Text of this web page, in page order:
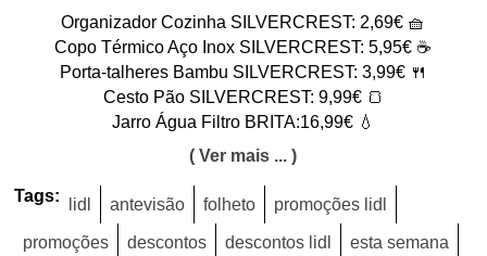
Organizador Cozinha SILVERCREST: 2,69€ 🧺
Copo Térmico Aço Inox SILVERCREST: 5,95€ ☕
Porta-talheres Bambu SILVERCREST: 3,99€ 🍴
Cesto Pão SILVERCREST: 9,99€ 🍞
Jarro Água Filtro BRITA:16,99€ 💧
( Ver mais ... )
Tags: lidl antevisão folheto promoções lidl
promoções descontos descontos lidl esta semana